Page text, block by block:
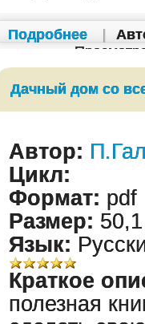
Подробнее
Дачный дом со
Автор:
Цикл:
Формат: pdf
Размер:
Язык:
Краткое
полезная